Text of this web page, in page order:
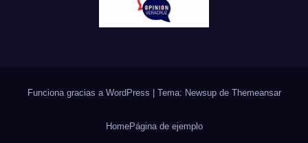
Funciona gracias a WordPress Tema: Newsup de Themeansar
HomePágina de ejemplo